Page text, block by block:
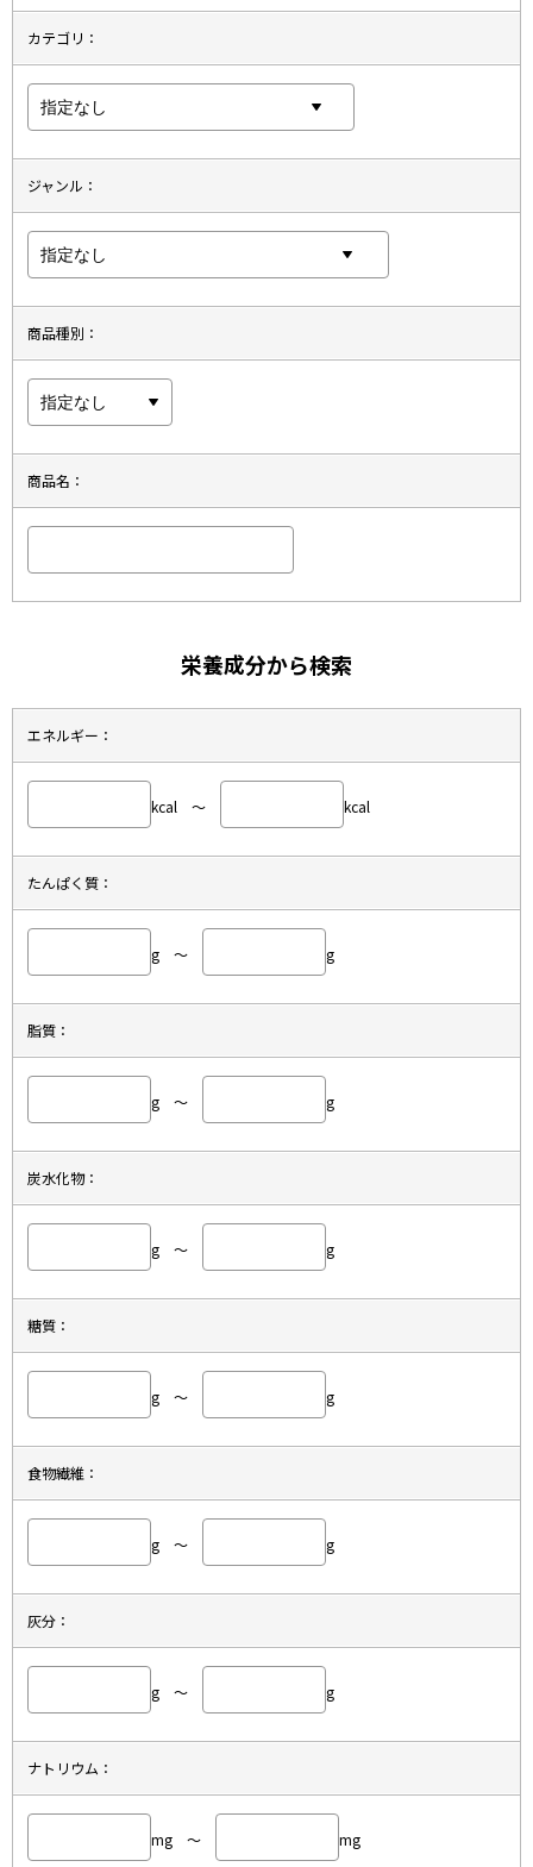
カテゴリ：
ジャンル：
商品種別：
商品名：
栄養成分から検索
エネルギー：
kcal ～ kcal
たんぱく質：
g ～ g
脂質：
g ～ g
炭水化物：
g ～ g
糖質：
g ～ g
食物繊維：
g ～ g
灰分：
g ～ g
ナトリウム：
mg ～ mg